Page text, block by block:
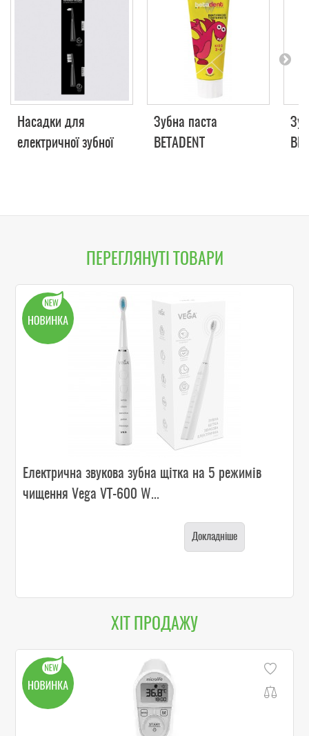
Насадки для
електричної зубної
Зубна паста
BETADENT
ПЕРЕГЛЯНУТІ ТОВАРИ
Електрична звукова зубна щітка на 5 режимів
чищення Vega VT-600 W...
Докладніше
ХІТ ПРОДАЖУ